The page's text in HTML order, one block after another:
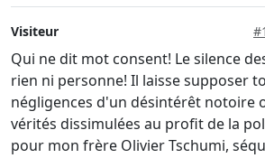
Visiteur
Qui ne dit mot consent! Le silence
rien ni personne! Il laisse supposer
négligences d'un désintérêt notoire
vérités dissimulées au profit de la
pour mon frère Olivier Tschumi,